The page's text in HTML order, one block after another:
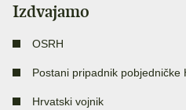
Izdvajamo
OSRH
Postani pripadnik pobjedničke
Hrvatski vojnik